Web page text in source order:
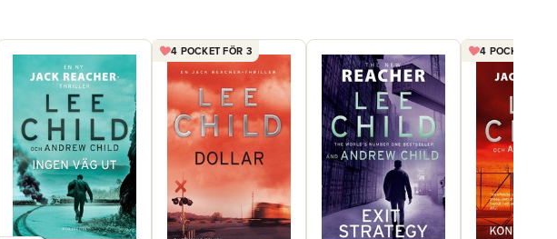
4 POCKET FÖR 3 4 POCKET FÖR